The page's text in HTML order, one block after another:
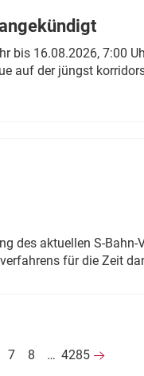
bis 16.08.2026, 7:00
auf der jüngst
des aktuellen S-
für die Zeit
7 8 … 4285